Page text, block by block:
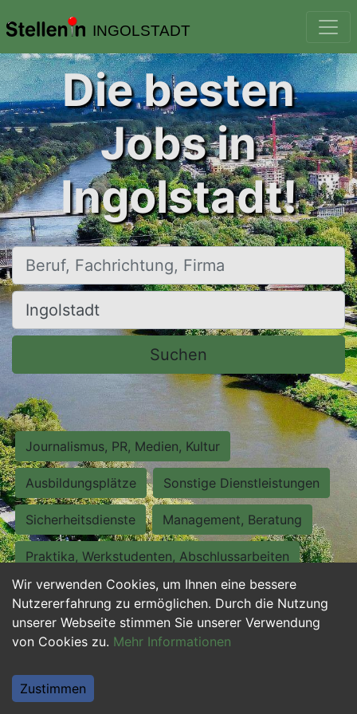
INGOLSTADT
Wir verwenden Cookies, um Ihnen eine bessere
Nutzererfahrung zu ermöglichen. Durch die Nutzung
unserer Webseite stimmen Sie unserer Verwendung
von Cookies zu. Mehr Informationen
Zustimmen
Die besten
Jobs in
Ingolstadt!
Beruf, Fachrichtung, Firma
Ort, Stadt
Suchen
Journalismus, PR, Medien, Kultur
Ausbildungsplätze Sonstige Dienstleistungen
Sicherheitsdienste Management, Beratung
Praktika, Werkstudenten, Abschlussarbeiten
Personalwesen Assistenz, Sekretariat
Hilfskräfte, Aushilfs- und Nebenjobs
Weiterbildung, Studium, duale Ausbildung